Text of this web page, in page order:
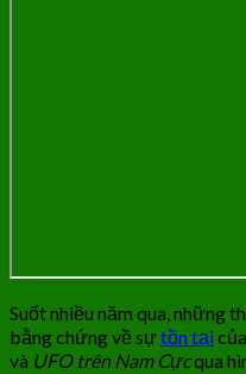
Suốt nhiều năm qua, những
bằng chứng về sựtồn tại
và UFO trên Nam Cựcqua